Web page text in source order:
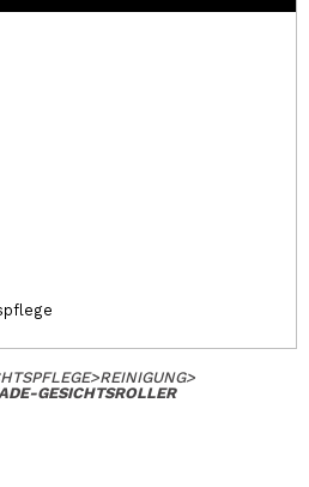
>REINIGUNG>
GESICHTSROLLER